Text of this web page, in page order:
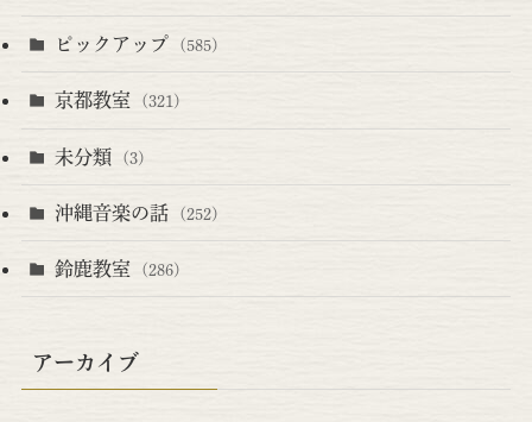
ピックアップ (585)
京都教室 (321)
未分類 (3)
沖縄音楽の話 (252)
鈴鹿教室 (286)
アーカイブ